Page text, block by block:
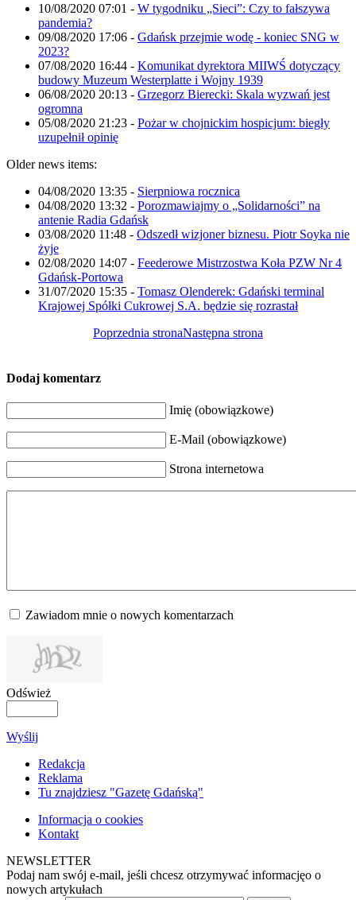
10/08/2020 07:01 - W tygodniku „Sieci”: Czy to fałszywa
pandemia?
09/08/2020 17:06 - Gdańsk przejmie wodę - koniec SNG w
2023?
07/08/2020 16:44 - Komunikat dyrektora MIIWŚ dotyczący
budowy Muzeum Westerplatte i Wojny 1939
06/08/2020 20:13 - Grzegorz Bierecki: Skala wyzwań jest
ogromna
05/08/2020 21:23 - Pożar w chojnickim hospicjum: biegły
uzupełnił opinię
Older news items:
04/08/2020 13:35 - Sierpniowa rocznica
04/08/2020 13:32 - Porozmawiajmy o „Solidarności” na
antenie Radia Gdańsk
03/08/2020 11:48 - Odszedł wizjoner biznesu. Piotr Soyka nie
żyje
02/08/2020 14:07 - Feederowe Mistrzostwa Koła PZW Nr 4
Gdańsk-Portowa
31/07/2020 15:35 - Tomasz Olenderek: Gdański terminal
Krajowej Spółki Cukrowej S.A. będzie się rozrastał
Poprzednia stronaNastępna strona
Dodaj komentarz
Imię (obowiązkowe)
E-Mail (obowiązkowe)
Strona internetowa
Zawiadom mnie o nowych komentarzach
Odśwież
Wyślij
Redakcja
Reklama
Tu znajdziesz "Gazetę Gdańską"
Informacja o cookies
Kontakt
NEWSLETTER
Podaj nam swój e-mail, jeśli chcesz otrzymywać informacjęo o
nowych artykułach